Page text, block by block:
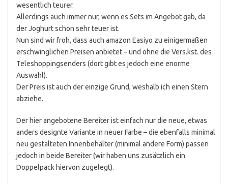
wesentlich teurer.
Allerdings auch immer nur, wenn es Sets im Angebot gab, da
der Joghurt schon sehr teuer ist.
Nun sind wir froh, dass auch amazon Easiyo zu einigermaßen
erschwinglichen Preisen anbietet – und ohne die Vers.kst. des
Teleshoppingsenders (dort gibt es jedoch eine enorme
Auswahl).
Der Preis ist auch der einzige Grund, weshalb ich einen Stern
abziehe.
Der hier angebotene Bereiter ist einfach nur die neue, etwas
anders designte Variante in neuer Farbe – die ebenfalls minimal
neu gestalteten Innenbehälter (minimal andere Form) passen
jedoch in beide Bereiter (wir haben uns zusätzlich ein
Doppelpack hiervon zugelegt).